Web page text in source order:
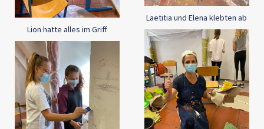
Laetitia und Elena klebten ab
Lion hatte alles im Griff